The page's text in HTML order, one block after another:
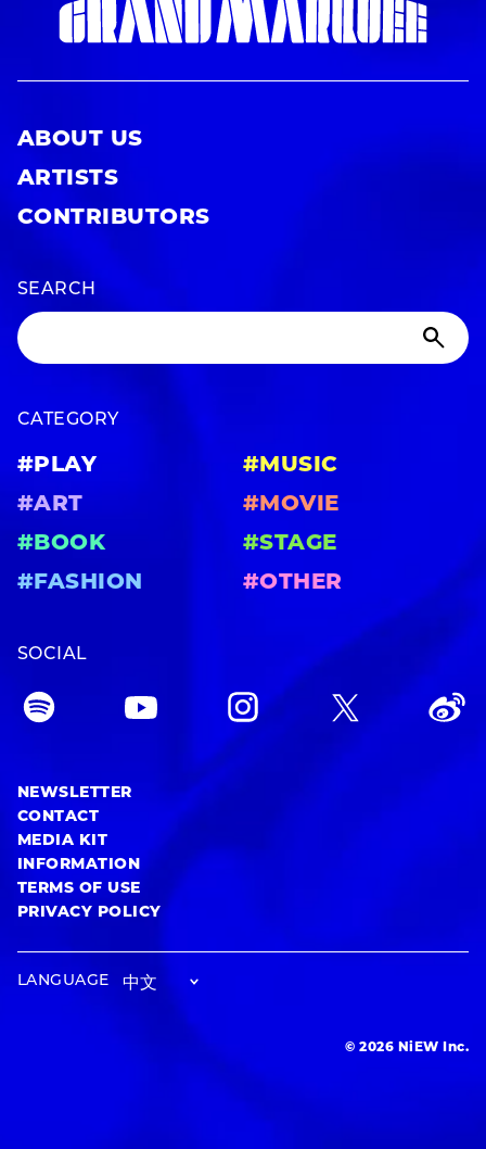
ABOUT US
ARTISTS
CONTRIBUTORS
SEARCH
CATEGORY
#PLAY
#MUSIC
#ART
#MOVIE
#BOOK
#STAGE
#FASHION
#OTHER
SOCIAL
NEWSLETTER
CONTACT
MEDIA KIT
INFORMATION
TERMS OF USE
PRIVACY POLICY
LANGUAGE
© 2026 NiEW Inc.